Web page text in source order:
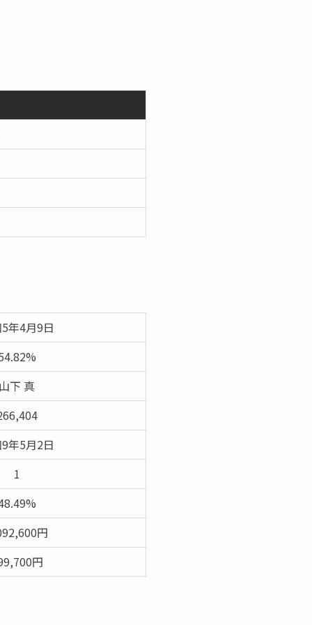
年4月9日
山下 真
年5月2日
1
円
円